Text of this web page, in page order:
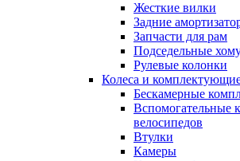
Жесткие вилки
Задние
Запчасти для рам
Подседельные
Рулевые колонки
Колеса и
Бескамерные
Вспомогательные
велосипедов
Втулки
Камеры